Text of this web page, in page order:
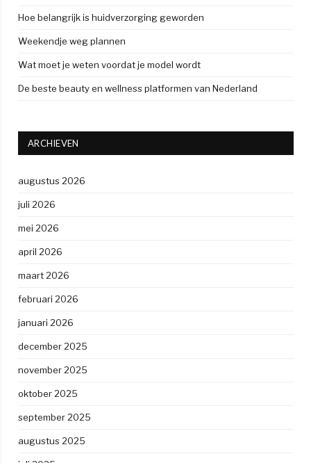
Hoe belangrijk is huidverzorging geworden
Weekendje weg plannen
Wat moet je weten voordat je model wordt
De beste beauty en wellness platformen van Nederland
ARCHIEVEN
augustus 2026
juli 2026
mei 2026
april 2026
maart 2026
februari 2026
januari 2026
december 2025
november 2025
oktober 2025
september 2025
augustus 2025